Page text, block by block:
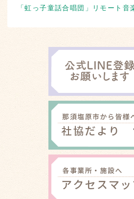
「虹っ子童話合唱団」リモート音